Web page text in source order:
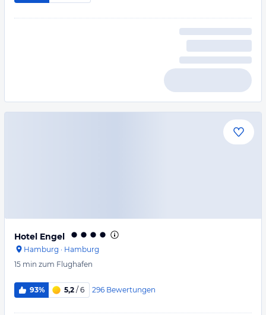
Hotel Engel
Hamburg · Hamburg
15 min zum Flughafen
93% 5,2 / 6 296 Bewertungen